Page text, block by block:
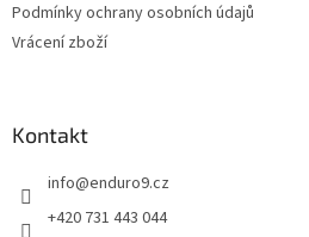
Podmínky ochrany osobních údajů
Vrácení zboží
Kontakt
info@enduro9.cz
+420 731 443 044